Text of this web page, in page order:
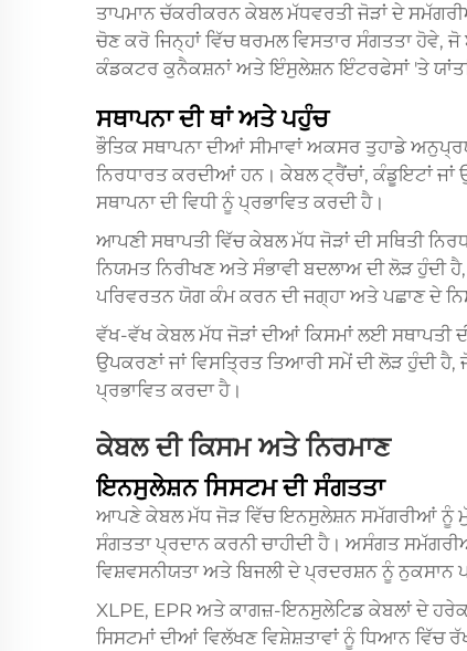
ਤਾਪਮਾਨ ਚੱਕਰੀਕਰਨ ਕੇਬਲ ਮੱਧਵਰਤੀ ਜੋੜਾਂ ਦੇ
ਚੋਣ ਕਰੋ ਜਿਨ੍ਹਾਂ ਵਿੱਚ ਥਰਮਲ ਵਿਸਤਾਰ ਸੰਗਤਤਾ ਹੋਵੇ,
ਕੰਡਕਟਰ ਕੁਨੈਕਸ਼ਨਾਂ ਅਤੇ ਇੰਸੁਲੇਸ਼ਨ ਇੰਟਰਫੇਸਾਂ 'ਤੇ
ਸਥਾਪਨਾ ਦੀ ਥਾਂ ਅਤੇ ਪਹੁੰਚ
ਭੌਤਿਕ ਸਥਾਪਨਾ ਦੀਆਂ ਸੀਮਾਵਾਂ ਅਕਸਰ ਤੁਹਾਡੇ
ਨਿਰਧਾਰਤ ਕਰਦੀਆਂ ਹਨ। ਕੇਬਲ ਟ੍ਰੈਂਚਾਂ, ਕੰਡੂਇਟਾਂ
ਸਥਾਪਨਾ ਦੀ ਵਿਧੀ ਨੂੰ ਪ੍ਰਭਾਵਿਤ ਕਰਦੀ ਹੈ।
ਆਪਣੀ ਸਥਾਪਤੀ ਵਿੱਚ ਕੇਬਲ ਮੱਧ ਜੋੜਾਂ ਦੀ ਸਥਿਤੀ
ਨਿਯਮਤ ਨਿਰੀਖਣ ਅਤੇ ਸੰਭਾਵੀ ਬਦਲਾਅ ਦੀ ਲੋੜ ਹੁੰਦੀ
ਪਰਿਵਰਤਨ ਯੋਗ ਕੰਮ ਕਰਨ ਦੀ ਜਗ੍ਹਾ ਅਤੇ ਪਛਾਣ ਦੇ
ਵੱਖ-ਵੱਖ ਕੇਬਲ ਮੱਧ ਜੋੜਾਂ ਦੀਆਂ ਕਿਸਮਾਂ ਲਈ ਸਥਾਪਤੀ
ਉਪਕਰਣਾਂ ਜਾਂ ਵਿਸਤ੍ਰਿਤ ਤਿਆਰੀ ਸਮੇਂ ਦੀ ਲੋੜ ਹੁੰਦੀ
ਪ੍ਰਭਾਵਿਤ ਕਰਦਾ ਹੈ।
ਕੇਬਲ ਦੀ ਕਿਸਮ ਅਤੇ ਨਿਰਮਾਣ
ਇਨਸੁਲੇਸ਼ਨ ਸਿਸਟਮ ਦੀ ਸੰਗਤਤਾ
ਆਪਣੇ ਕੇਬਲ ਮੱਧ ਜੋੜ ਵਿੱਚ ਇਨਸੁਲੇਸ਼ਨ ਸਮੱਗਰੀਆਂ ਨੂੰ
ਸੰਗਤਤਾ ਪ੍ਰਦਾਨ ਕਰਨੀ ਚਾਹੀਦੀ ਹੈ। ਅਸੰਗਤ
ਵਿਸ਼ਵਸਨੀਯਤਾ ਅਤੇ ਬਿਜਲੀ ਦੇ ਪ੍ਰਦਰਸ਼ਨ ਨੂੰ ਨੁਕਸਾਨ
XLPE, EPR ਅਤੇ ਕਾਗਜ਼-ਇਨਸੁਲੇਟਿਡ ਕੇਬਲਾਂ ਦੇ
ਸਿਸਟਮਾਂ ਦੀਆਂ ਵਿਲੱਖਣ ਵਿਸ਼ੇਸ਼ਤਾਵਾਂ ਨੂੰ ਧਿਆਨ ਵਿੱਚ